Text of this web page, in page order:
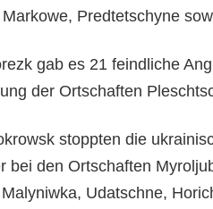
Predtetschyne
gab es 21 feindliche
der Ortschaften
stoppten die
bei den Ortschaften
Udatschne,